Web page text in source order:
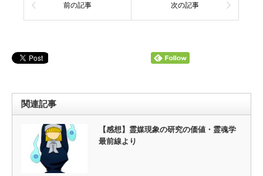
前の記事 次の記事
関連記事
【感想】霊媒現象の研究の価値・霊魂学
最前線より